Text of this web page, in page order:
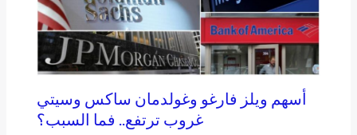
أسهم ويلز فارغو وغولدمان ساكس وسيتي
غروب ترتفع.. فما السبب؟